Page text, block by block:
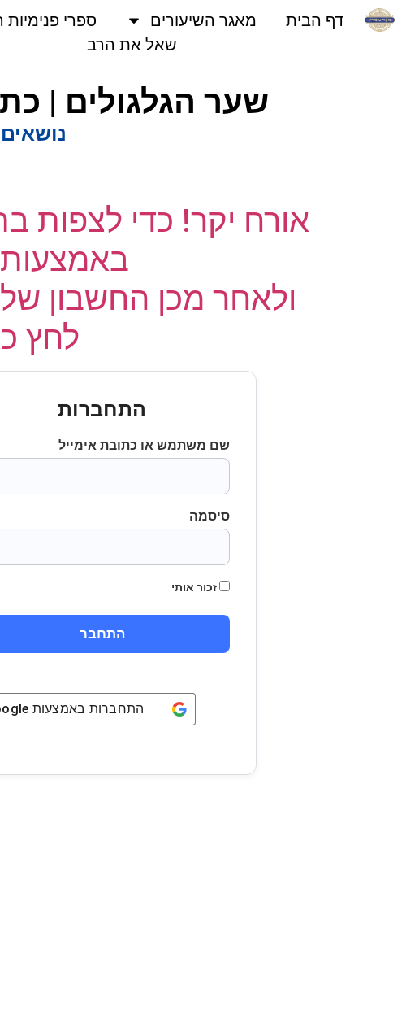
דף הבית מאגר השיעורים ספרי פנימיות
שאל את הרב
שער הגלגולים |
נושאים
אורח יקר! כדי לצפות
באמצעות
ולאחר מכן החשבון
לחץ
התחברות
שם משתמש או כתובת אימייל
סיסמה
זכור אותי
התחברות באמצעותGoogle